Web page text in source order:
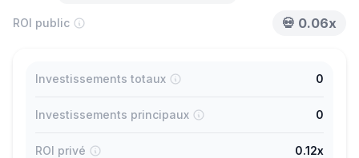
ROI public 💀 0.06x
Investissements totaux 0
Investissements principaux 0
ROI privé 0.12x